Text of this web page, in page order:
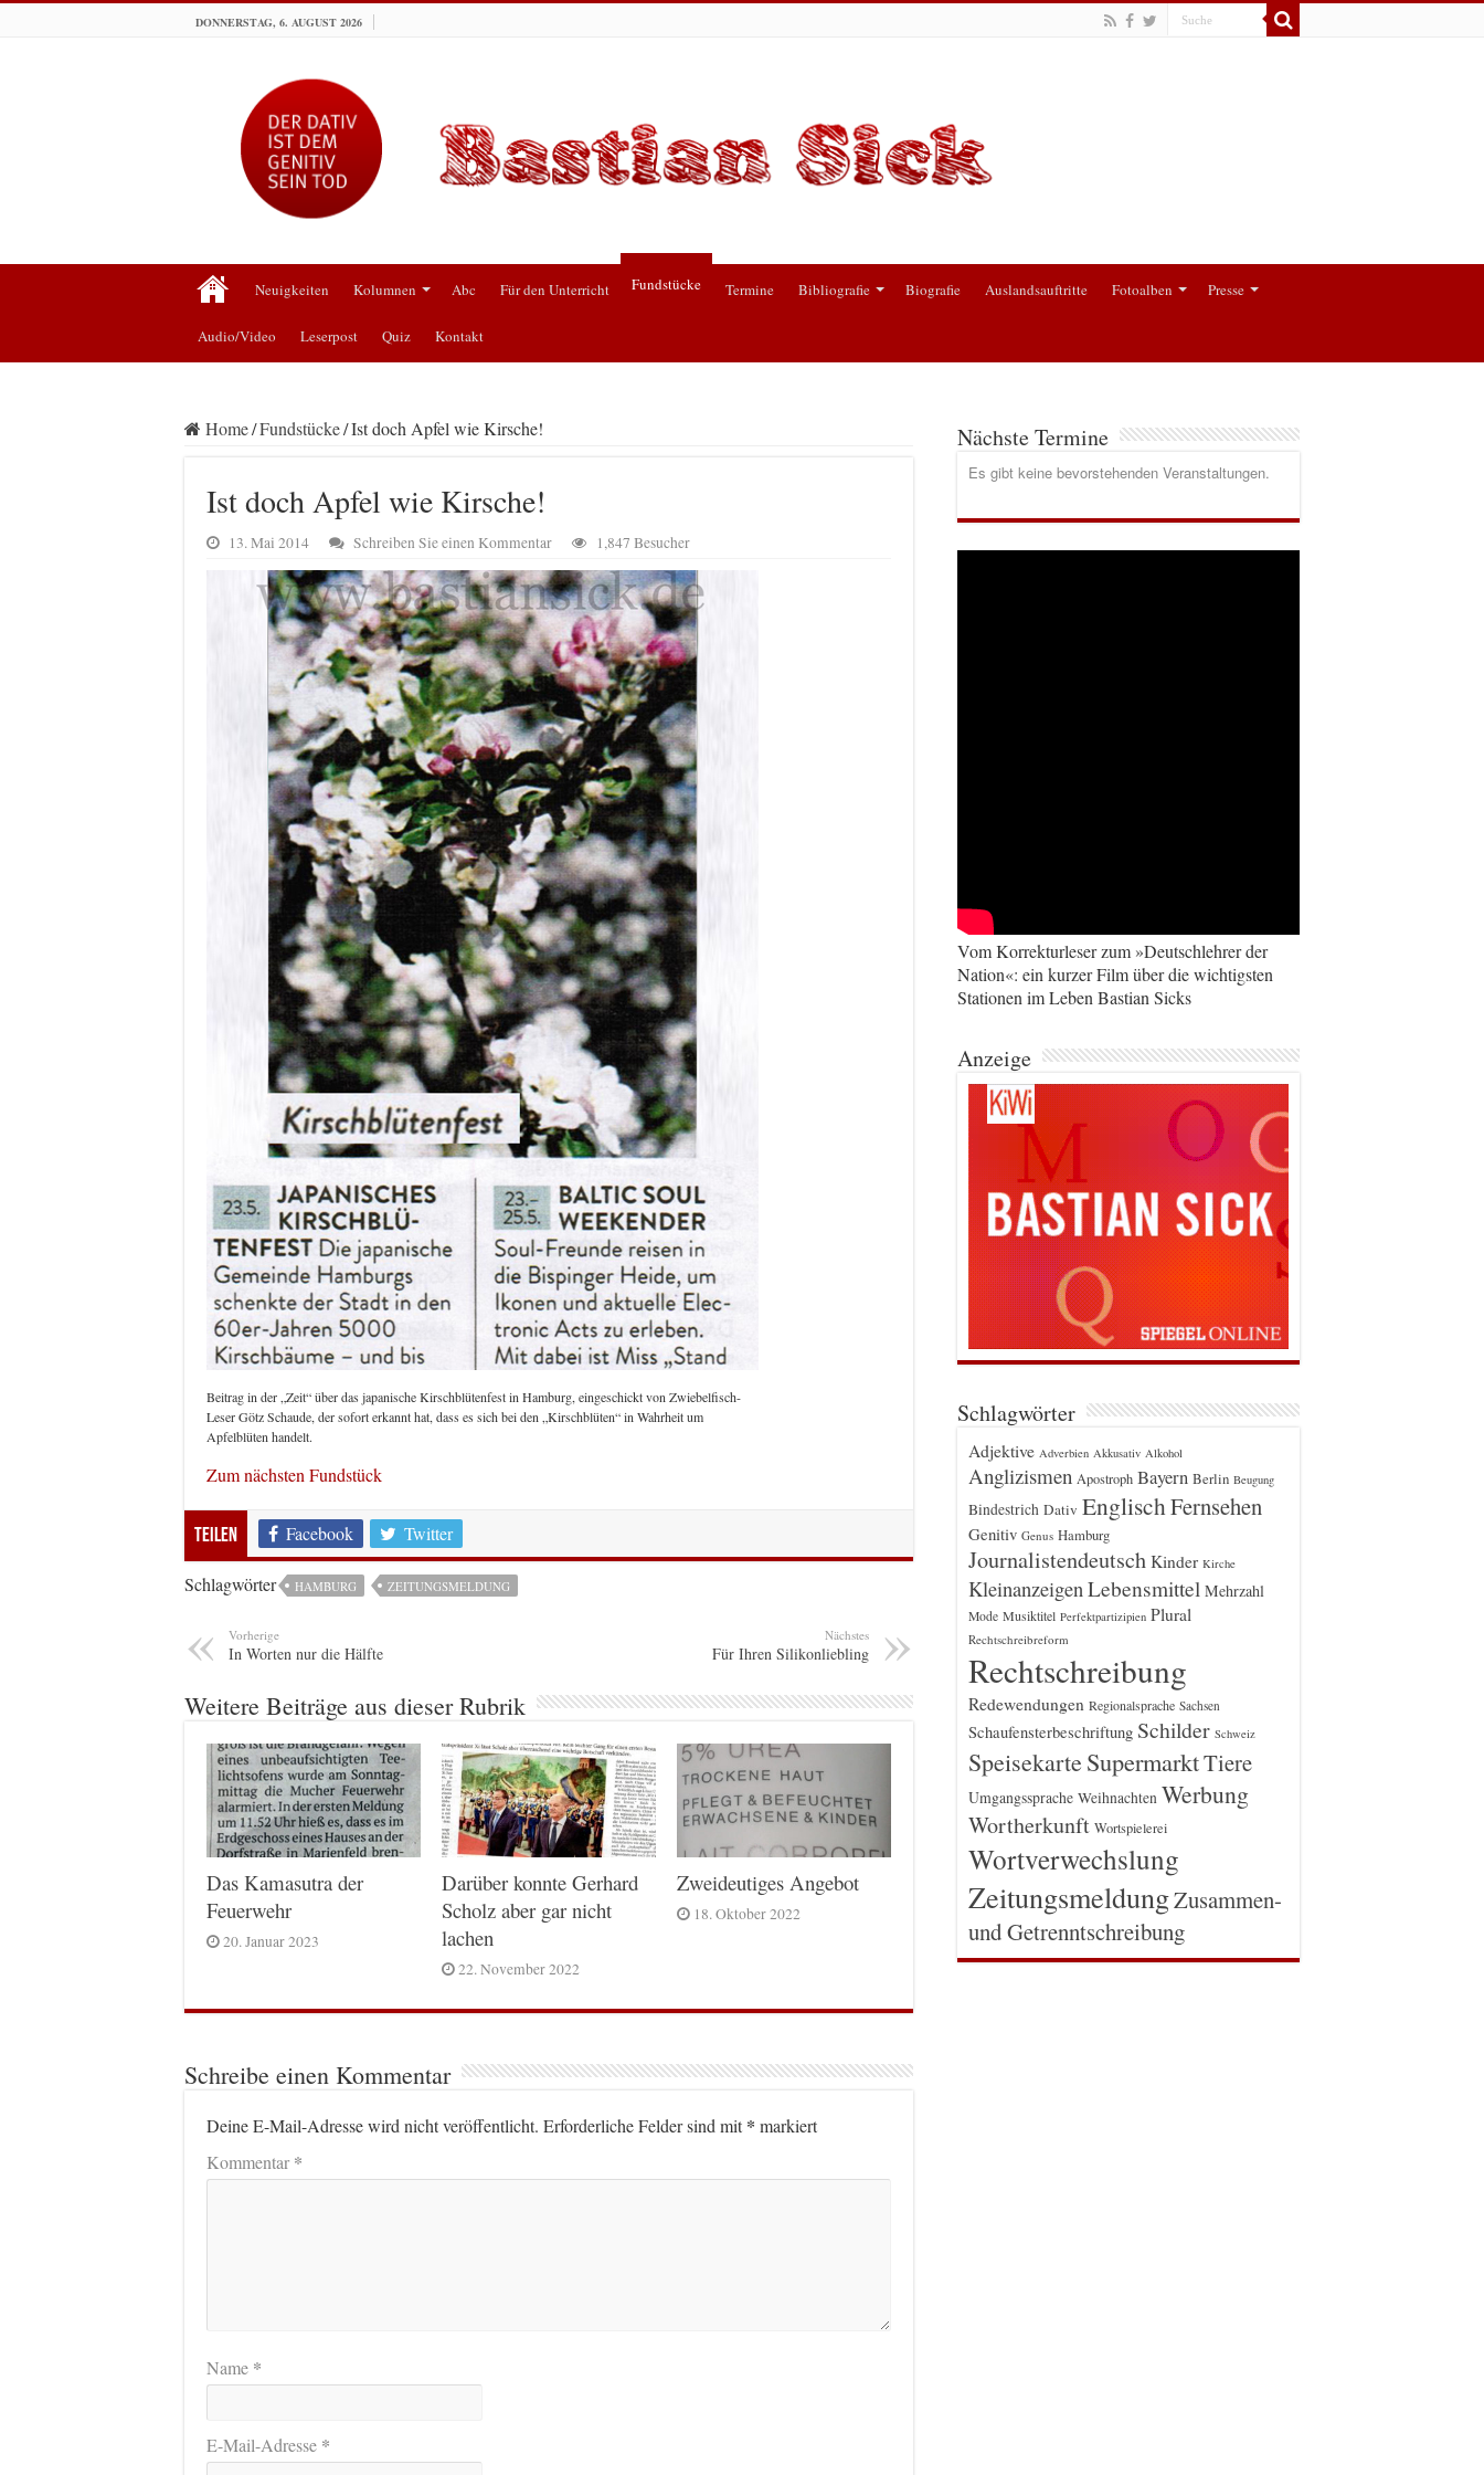
DONNERSTAG, 6. AUGUST 2026
Neuigkeiten Kolumnen Abc Für den Unterricht Fundstücke Termine Bibliografie Biografie Auslandsauftritte Fotoalben Presse
Audio/Video Leserpost Quiz Kontakt
Home/Fundstücke/Ist doch Apfel wie Kirsche!
Ist doch Apfel wie Kirsche!
13. Mai 2014 Schreiben Sie einen Kommentar 1,847 Besucher
Beitrag in der „Zeit“ über das japanische Kirschblütenfest in Hamburg, eingeschickt von Zwiebelfisch-
Leser Götz Schaude, der sofort erkannt hat, dass es sich bei den „Kirschblüten“ in Wahrheit um
Apfelblüten handelt.
Zum nächsten Fundstück
Teilen Facebook Twitter
Schlagwörter HAMBURG ZEITUNGSMELDUNG
Vorherige
In Worten nur die Hälfte
Nächstes
Für Ihren Silikonliebling
Weitere Beiträge aus dieser Rubrik
Das Kamasutra der
Feuerwehr
20. Januar 2023
Darüber konnte Gerhard
Scholz aber gar nicht
lachen
22. November 2022
Zweideutiges Angebot
18. Oktober 2022
Schreibe einen Kommentar
Deine E-Mail-Adresse wird nicht veröffentlicht. Erforderliche Felder sind mit* markiert
Kommentar*
Name *
E-Mail-Adresse *
Nächste Termine
Es gibt keine bevorstehenden Veranstaltungen.
Vom Korrekturleser zum »Deutschlehrer der
Nation«: ein kurzer Film über die wichtigsten
Stationen im Leben Bastian Sicks
Anzeige
Schlagwörter
Adjektive Adverbien Akkusativ Alkohol
Anglizismen Apostroph Bayern Berlin Beugung
Bindestrich Dativ EnglischFernsehen
Genitiv Genus Hamburg
Journalistendeutsch Kinder Kirche
Kleinanzeigen Lebensmittel Mehrzahl
Mode Musiktitel Perfektpartizipien Plural
Rechtschreibreform
Rechtschreibung
Redewendungen Regionalsprache Sachsen
Schaufensterbeschriftung Schilder Schweiz
Speisekarte SupermarktTiere
Umgangssprache Weihnachten Werbung
Wortherkunft Wortspielerei
Wortverwechslung
ZeitungsmeldungZusammen-
und Getrenntschreibung